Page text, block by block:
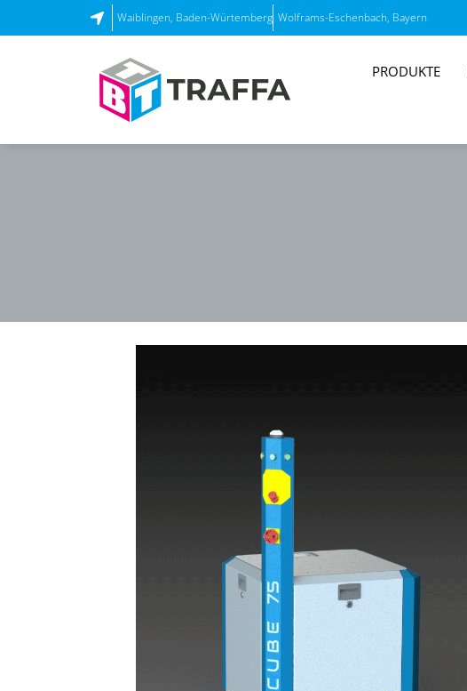
Waiblingen, Baden-Würtemberg Wolframs-Eschenbach, Bayern
PRODUKTE